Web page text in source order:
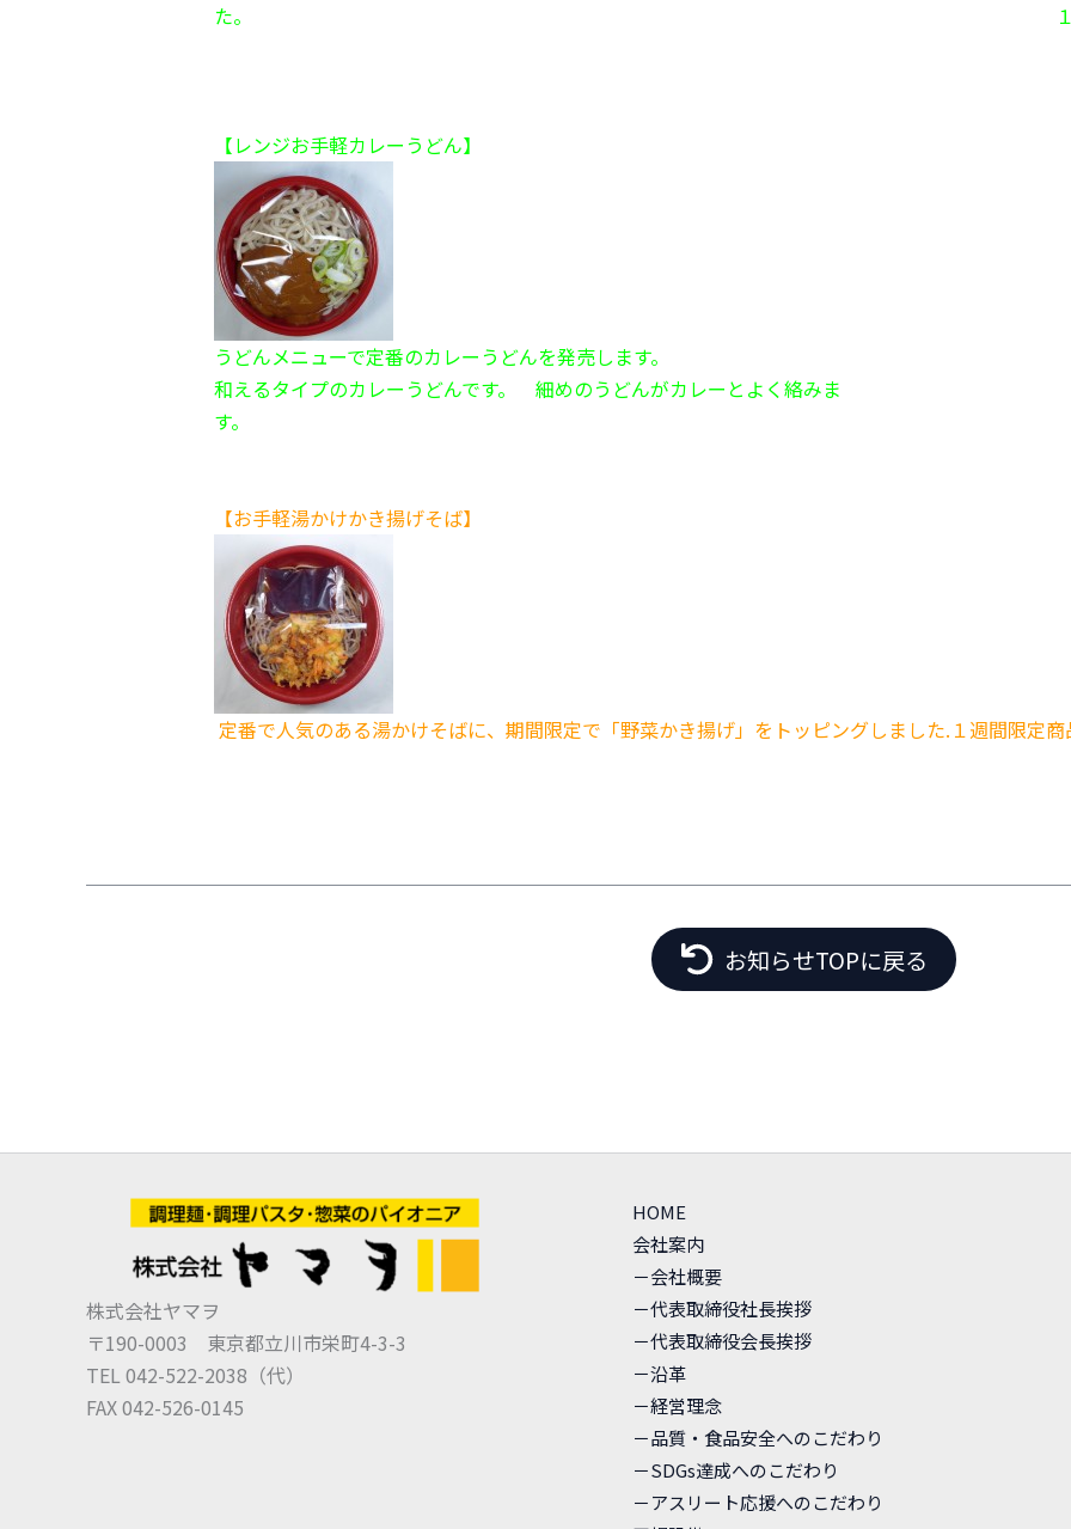
た。 １週間限定商品
【レンジお手軽カレーうどん】
うどんメニューで定番のカレーうどんを発売します。
和えるタイプのカレーうどんです。 細めのうどんがカレーとよく絡みま
す。
【お手軽湯かけかき揚げそば】
定番で人気のある湯かけそばに、期間限定で「野菜かき揚げ」をトッピングしました. １週間限定
お知らせTOPに戻る
株式会社ヤマヲ
〒190-0003 東京都立川市栄町4-3-3
TEL 042-522-2038（代）
FAX 042-526-0145
HOME
会社案内
－会社概要
－代表取締役社長挨拶
－代表取締役会長挨拶
－沿革
－経営理念
－品質・食品安全へのこだわり
－SDGs達成へのこだわり
－アスリート応援へのこだわり